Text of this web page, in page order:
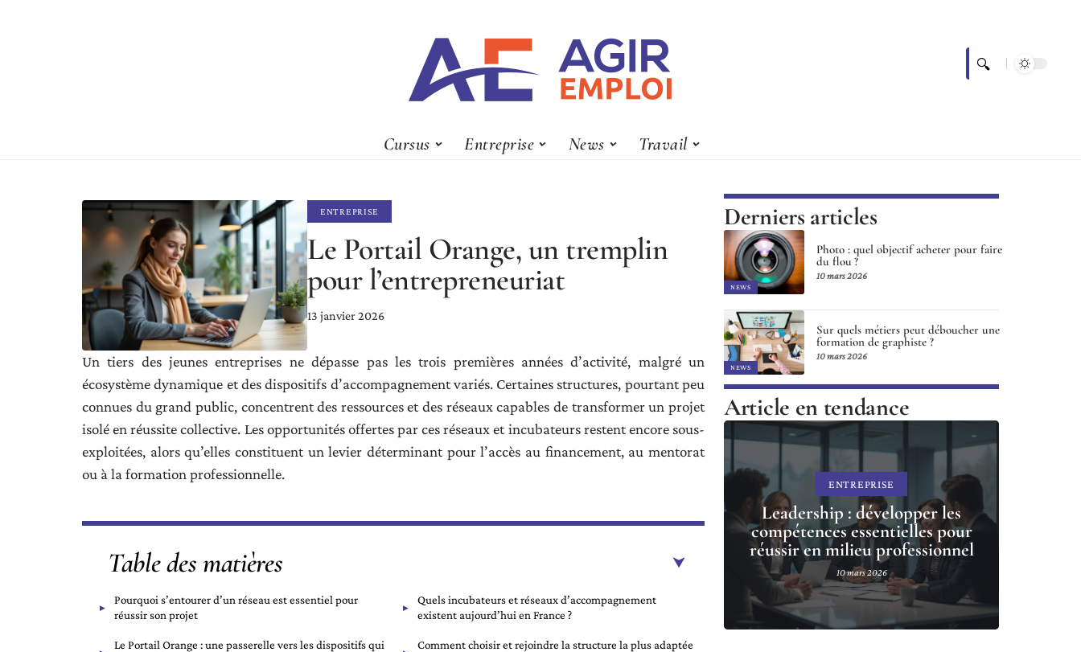
Cursus Entreprise News Travail
ENTREPRISE
Le Portail Orange, un tremplin
pour l’entrepreneuriat
13 janvier 2026
Un tiers des jeunes entreprises ne dépasse pas les trois premières années d’activité, malgré un
écosystème dynamique et des dispositifs d’accompagnement variés. Certaines structures, pourtant peu
connues du grand public, concentrent des ressources et des réseaux capables de transformer un projet
isolé en réussite collective. Les opportunités offertes par ces réseaux et incubateurs restent encore sous-
exploitées, alors qu’elles constituent un levier déterminant pour l’accès au financement, au mentorat
ou à la formation professionnelle.
Table des matières
Pourquoi s’entourer d’un réseau est essentiel pour
réussir son projet
Quels incubateurs et réseaux d’accompagnement
existent aujourd’hui en France ?
Le Portail Orange : une passerelle vers les dispositifs qui
Comment choisir et rejoindre la structure la plus adaptée
Derniers articles
NEWS
Photo : quel objectif acheter pour faire
du flou ?
10 mars 2026
NEWS
Sur quels métiers peut déboucher une
formation de graphiste ?
10 mars 2026
Article en tendance
ENTREPRISE
Leadership : développer les
compétences essentielles pour
réussir en milieu professionnel
10 mars 2026